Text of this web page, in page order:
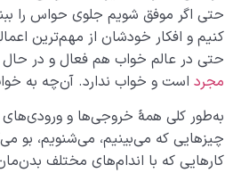
حتی اگر موفق شویم جلوی حواس را
کنیم و افکار خودشان از مهم‌ترین
حتی در عالم خواب هم فعال و در
مجرد است و خواب ندارد. آن‌چه به
به‌طور کلی همۀ خروجی‌ها و
چیزهایی که می‌بینیم، می‌شنویم، بو
کارهایی که با اندام‌های مختلف